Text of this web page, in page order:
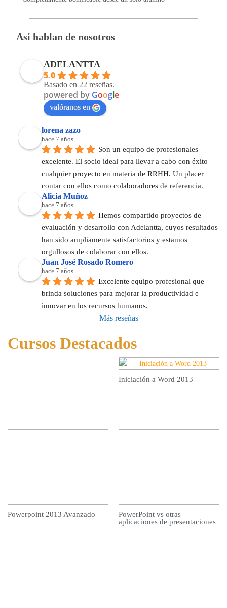
Así hablan de nosotros
ADELANTTA
5.0
Basado en 22 reseñas.
powered by Google
valóranos en
lorena zazo
hace 7 años
Son un equipo de profesionales
excelente. El socio ideal para llevar a cabo con éxito
cualquier proyecto en materia de RRHH. Un placer
contar con ellos como colaboradores de referencia.
Alicia Muñoz
hace 7 años
Hemos compartido proyectos de
evaluación y desarrollo con Adelantta, cuyos resultados
han sido ampliamente satisfactorios y estamos
orgullosos de colaborar con ellos.
Juan José Rosado Romero
hace 7 años
Excelente equipo profesional que
brinda soluciones para mejorar la productividad e
innovar en los recursos humanos.
Más reseñas
Cursos Destacados
Iniciación a Word 2013
Powerpoint 2013 Avanzado
PowerPoint vs otras
aplicaciones de presentaciones